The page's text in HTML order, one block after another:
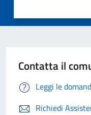
Contatta il
Leggi le
Richiedi